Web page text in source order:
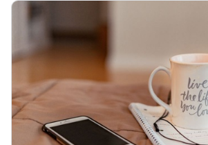
Cada respuesta SIN
La certificación es